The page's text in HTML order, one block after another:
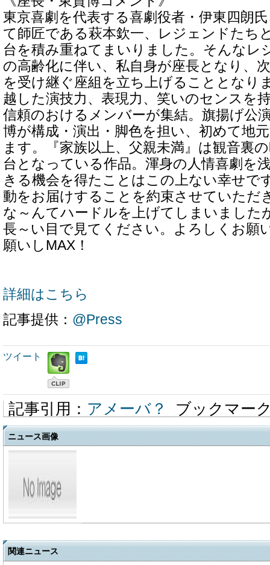
東京喜劇を代表する喜劇役者・伊東四朗
て師匠である萩本欽一、レジェンドたち
台を積み重ねてまいりました。そんなレ
の高齢化に伴い、私自身が座長となり、
を受け継ぐ座組を立ち上げることとなり
越した演技力、表現力、笑いのセンスを
信頼のおけるメンバーが集結。旗揚げ公
博が構成・演出・脚色を担い、初めて地
ます。『家族以上、父親未満』は観音裏
台となっている作品。渾身の人情喜劇を
きる機会を得たことはこの上ない幸せで
動をお届けすることを約束させていただ
な～んてハードルを上げてしまいました
長～い目で見てください。よろしくお願
願いしMAX！
詳細はこちら
記事提供： @Press
ツイート
記事引用： アメーバ？ ブックマー
ニュース画像
関連ニュース